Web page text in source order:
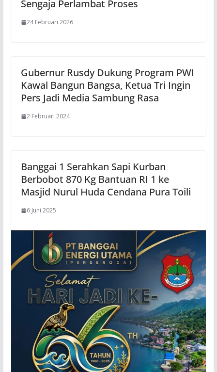
Sengaja Perlambat Proses
24 Februari 2026
Gubernur Rusdy Dukung Program PWI
Kawal Bangun Bangsa, Ketua Tri Ingin
Pers Jadi Media Sambung Rasa
2 Februari 2024
Banggai 1 Serahkan Sapi Kurban
Berbobot 870 Kg Bantuan RI 1 ke
Masjid Nurul Huda Cendana Pura Toili
6 Juni 2025